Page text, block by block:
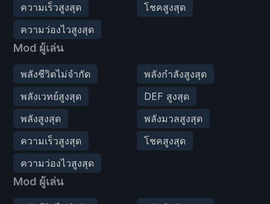
ความเร็วสูงสุด
โชคสูงสุด
ความว่องไวสูงสุด
Mod ผู้เล่น
พลังชีวิตไม่จำกัด
พลังกำลังสูงสุด
พลังเวทย์สูงสุด
DEF สูงสุด
พลังสูงสุด
พลังมวลสูงสุด
ความเร็วสูงสุด
โชคสูงสุด
ความว่องไวสูงสุด
Mod ผู้เล่น